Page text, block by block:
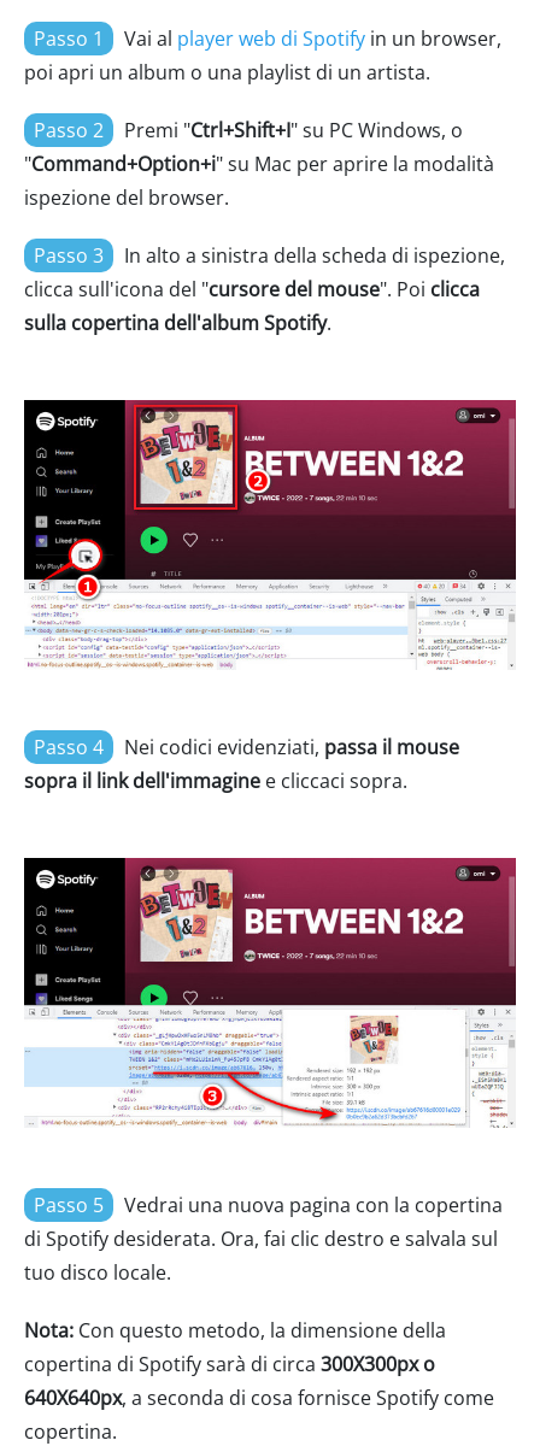
Passo 1 Vai al player web di Spotify in un browser,
poi apri un album o una playlist di un artista.
Passo 2 Premi "Ctrl+Shift+I" su PC Windows, o
"Command+Option+i" su Mac per aprire la modalità
ispezione del browser.
Passo 3
In alto a sinistra della scheda di ispezione,
clicca sull'icona del "cursore del mouse". Poi clicca
sulla copertina dell'album Spotify.
Passo 4 Nei codici evidenziati, passa il mouse
sopra il link dell'immagine e cliccaci sopra.
Passo 5
Vedrai una nuova pagina con la copertina
di Spotify desiderata. Ora, fai clic destro e salvala sul
tuo disco locale.
Nota: Con questo metodo, la dimensione della
copertina di Spotify sarà di circa 300X300px o
640X640px, a seconda di cosa fornisce Spotify come
copertina.